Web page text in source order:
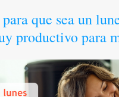
que sea un
productivo para